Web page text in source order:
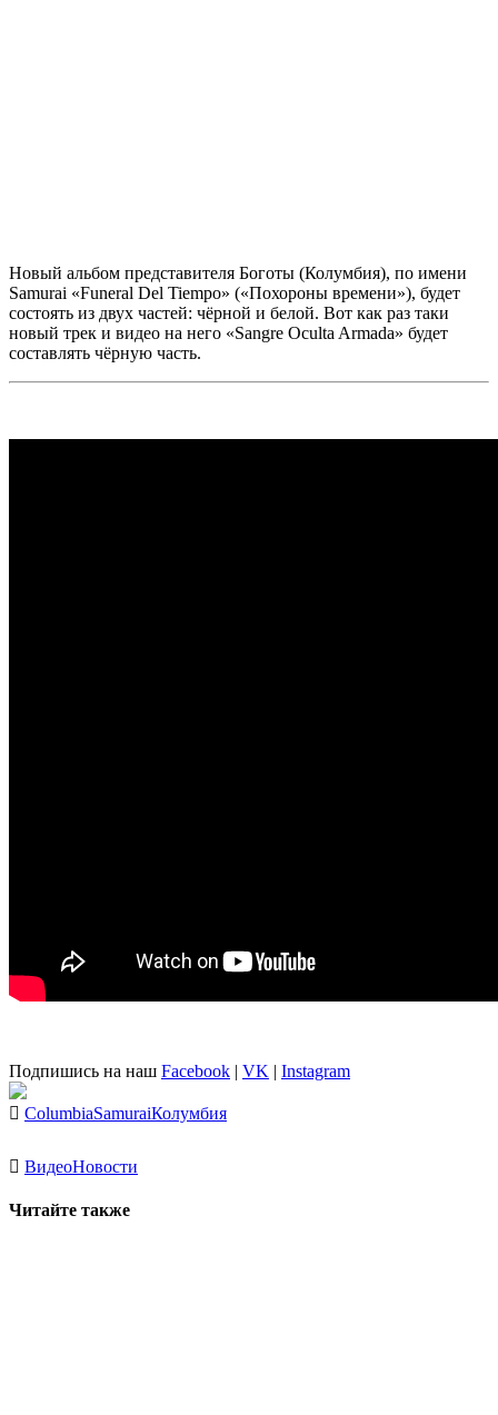
Новый альбом представителя Боготы (Колумбия), по имени
Samurai «Funeral Del Tiempo» («Похороны времени»), будет
состоять из двух частей: чёрной и белой. Вот как раз таки
новый трек и видео на него «Sangre Oculta Armada» будет
составлять чёрную часть.
Подпишись на наш Facebook | VK | Instagram
ColumbiaSamuraiКолумбия
ВидеоНовости
Читайте также